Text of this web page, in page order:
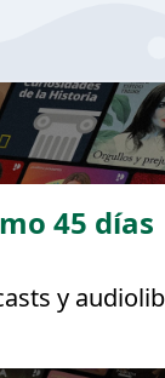
45 días
y